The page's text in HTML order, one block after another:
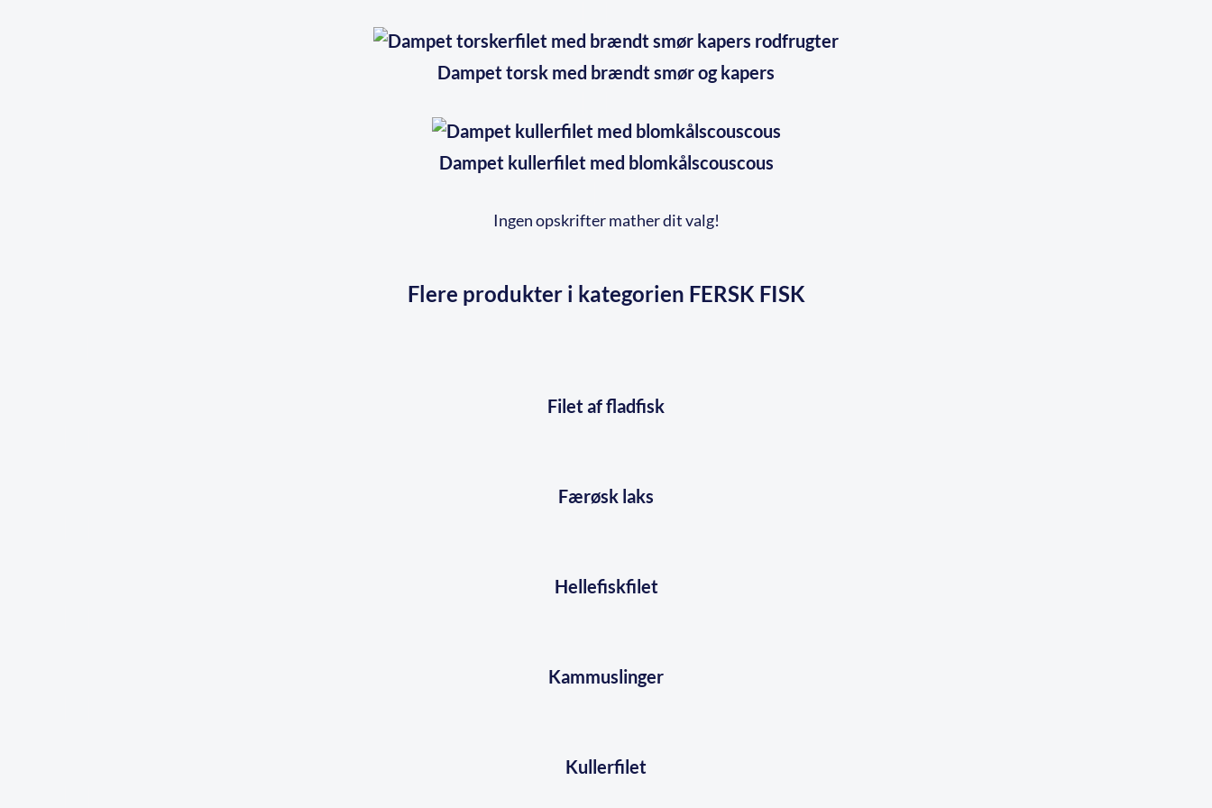
Dampet torsk med brændt smør og kapers
Dampet kullerfilet med blomkålscouscous
Ingen opskrifter mather dit valg!
Flere produkter i kategorien FERSK FISK
Filet af fladfisk
Færøsk laks
Hellefiskfilet
Kammuslinger
Kullerfilet